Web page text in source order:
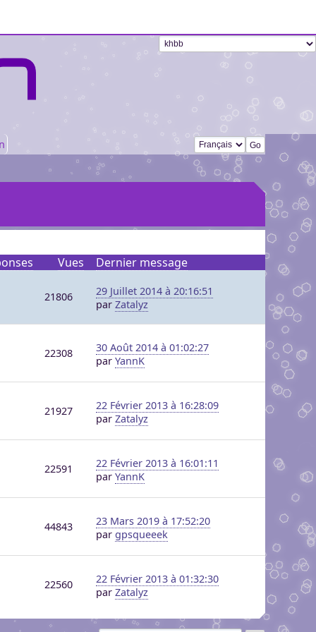
Changer de langue
Vues
Dernier message
21806
29 Juillet 2014 à 20:16:51
par Zatalyz
22308
30 Août 2014 à 01:02:27
par YannK
21927
22 Février 2013 à 16:28:09
par Zatalyz
22591
22 Février 2013 à 16:01:11
par YannK
44843
23 Mars 2019 à 17:52:20
par gpsqueeek
22560
22 Février 2013 à 01:32:30
par Zatalyz